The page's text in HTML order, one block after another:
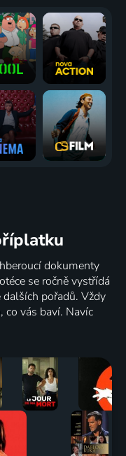
dokumenty
se ročně vystřídá
pořadů. Vždy
co vás baví. Navíc